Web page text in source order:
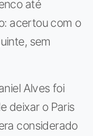
até
acertou com o
sem
Alves foi
deixar o Paris
considerado